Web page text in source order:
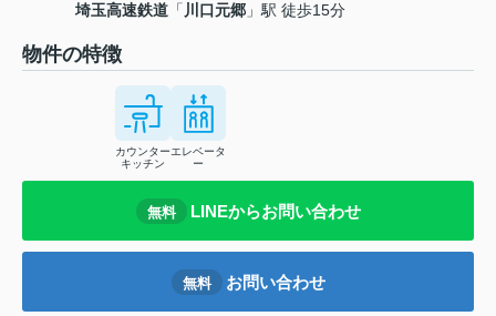
埼玉高速鉄道 「 川口元郷 」駅 徒歩15分
物件の特徴
カウンター
キッチン
エレベータ
ー
無料 LINEからお問い合わせ
無料 お問い合わせ